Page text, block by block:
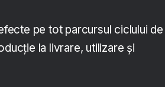
pe tot parcursul ciclului de
la livrare, utilizare și